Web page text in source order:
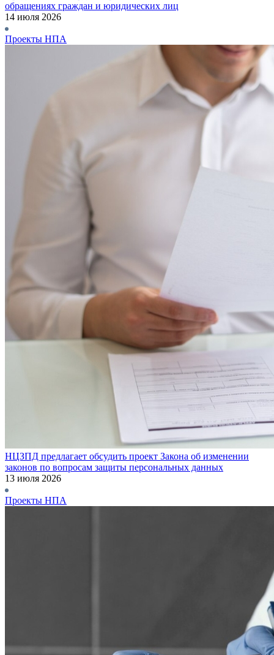
обращениях граждан и юридических лиц
14 июля 2026
Проекты НПА
НЦЗПД предлагает обсудить проект Закона об изменении
законов по вопросам защиты персональных данных
13 июля 2026
Проекты НПА